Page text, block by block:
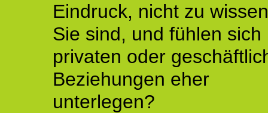
Eindruck, nicht zu
Sie sind, und fühlen sich
privaten oder
Beziehungen eher
unterlegen?